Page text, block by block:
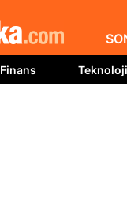
Finans Teknoloji